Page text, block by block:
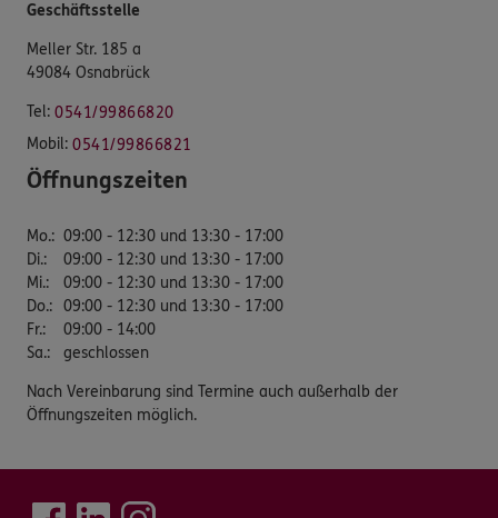
Geschäftsstelle
Meller Str. 185 a
49084 Osnabrück
Tel: 0541/99866820
Mobil: 0541/99866821
Öffnungszeiten
Mo.: 09:00 - 12:30 und 13:30 - 17:00
Di.:
09:00 - 12:30 und 13:30 - 17:00
Mi.:
09:00 - 12:30 und 13:30 - 17:00
Do.: 09:00 - 12:30 und 13:30 - 17:00
Fr.:
09:00 - 14:00
Sa.: geschlossen
Nach Vereinbarung sind Termine auch außerhalb der
Öffnungszeiten möglich.